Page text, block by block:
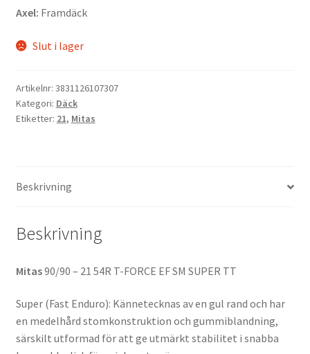
Axel: Framdäck
Slut i lager
Artikelnr: 3831126107307
Kategori: Däck
Etiketter: 21, Mitas
Beskrivning
Beskrivning
Mitas90/90 – 21 54R T-FORCE EF SM SUPER TT
Super (Fast Enduro): Kännetecknas av en gul rand och har
en medelhård stomkonstruktion och gummiblandning,
särskilt utformad för att ge utmärkt stabilitet i snabba